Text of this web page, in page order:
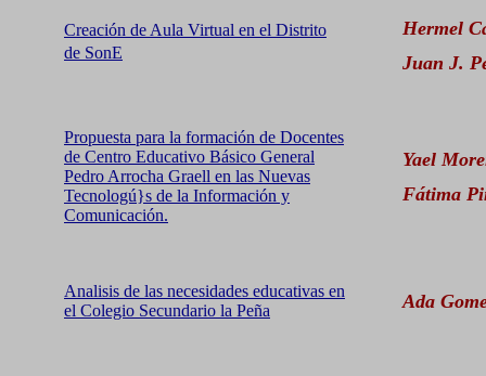
Creación de Aula Virtual en el Distrito
de SonE
Hermel
Juan J.
Propuesta para la formación de Docentes
de Centro Educativo Básico General
Pedro Arrocha Graell en las Nuevas
Tecnologú}s de la Información y
Comunicación.
Yael
Fátima
Analisis de las necesidades educativas en
el Colegio Secundario la Peña
Ada